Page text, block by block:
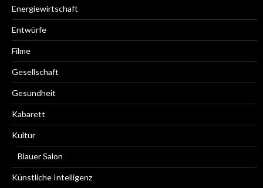
Energiewirtschaft
Entwürfe
Filme
Gesellschaft
Gesundheit
Kabarett
Kultur
Blauer Salon
Künstliche Intelligenz